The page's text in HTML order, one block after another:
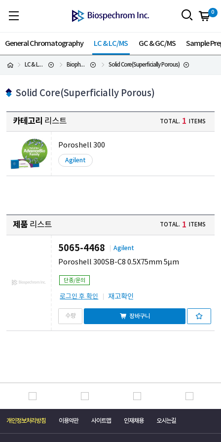
0
General Chromatography LC & LC/MS GC & GC/MS Sample
LC & LC/MS Biopharma LC Columns Solid Core(Superficially Porous)
Solid Core(Superficially Porous)
카테고리 리스트 TOTAL. 1 ITEMS
Poroshell 300
Agilent
제품 리스트 TOTAL. 1 ITEMS
5065-4468 Agilent
Poroshell 300SB-C8 0.5X75mm 5µm
단종/문의
로그인 후 확인 재고확인
장바구니
개인정보처리방침 이용약관 사이트맵 인재채용 오시는길